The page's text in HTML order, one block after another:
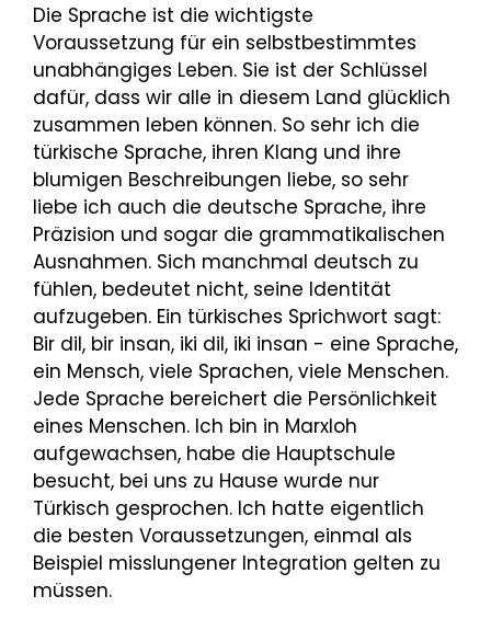
Die Sprache ist die wichtigste
Voraussetzung für ein selbstbestimmtes
unabhängiges Leben. Sie ist der Schlüssel
dafür, dass wir alle in diesem Land glücklich
zusammen leben können. So sehr ich die
türkische Sprache, ihren Klang und ihre
blumigen Beschreibungen liebe, so sehr
liebe ich auch die deutsche Sprache, ihre
Präzision und sogar die grammatikalischen
Ausnahmen. Sich manchmal deutsch zu
fühlen, bedeutet nicht, seine Identität
aufzugeben. Ein türkisches Sprichwort sagt:
Bir dil, bir insan, iki dil, iki insan - eine Sprache,
ein Mensch, viele Sprachen, viele Menschen.
Jede Sprache bereichert die Persönlichkeit
eines Menschen. Ich bin in Marxloh
aufgewachsen, habe die Hauptschule
besucht, bei uns zu Hause wurde nur
Türkisch gesprochen. Ich hatte eigentlich
die besten Voraussetzungen, einmal als
Beispiel misslungener Integration gelten zu
müssen.